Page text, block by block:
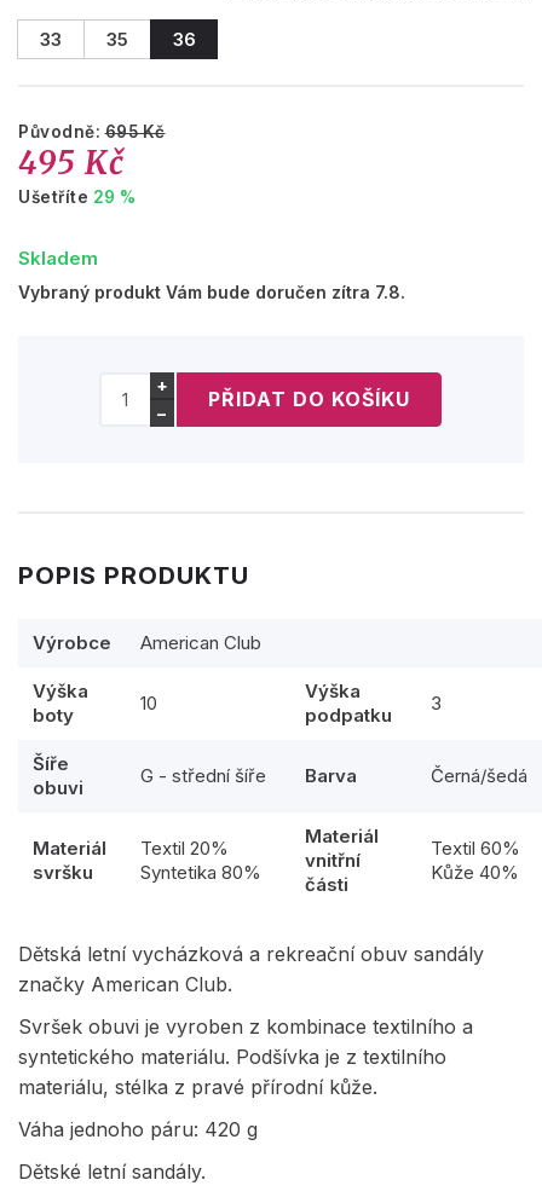
33 35 36
Původně:695 Kč
495 Kč
Ušetříte 29 %
Skladem
Vybraný produkt Vám bude doručen zítra 7.8.
+
−
POPIS PRODUKTU
Výrobce American Club
Výška
boty
10
Výška
podpatku
3
Šíře
obuvi
G - střední šíře Barva Černá/šedá
Materiál
svršku
Textil 20%
Syntetika 80%
Materiál
vnitřní
části
Textil 60%
Kůže 40%
Dětská letní vycházková a rekreační obuv sandály
značky American Club.
Svršek obuvi je vyroben z kombinace textilního a
syntetického materiálu. Podšívka je z textilního
materiálu, stélka z pravé přírodní kůže.
Váha jednoho páru: 420 g
Dětské letní sandály.